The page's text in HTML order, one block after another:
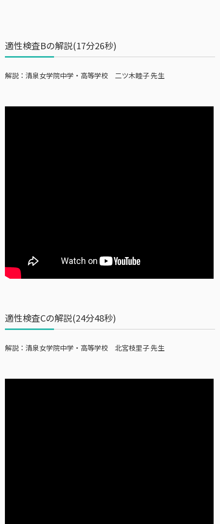
適性検査Bの解説(17分26秒)
解説：清泉女学院中学・高等学校 二ツ木睦子 先生
適性検査Cの解説(24分48秒)
解説：清泉女学院中学・高等学校 北宮枝里子 先生